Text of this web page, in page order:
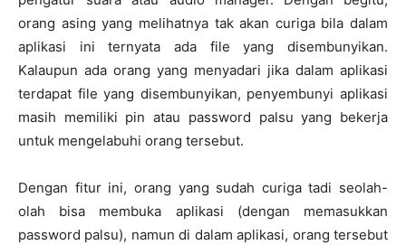
orang asing yang melihatnya tak akan curiga bila dalam
aplikasi ini ternyata ada file yang disembunyikan.
Kalaupun ada orang yang menyadari jika dalam aplikasi
terdapat file yang disembunyikan, penyembunyi aplikasi
masih memiliki pin atau password palsu yang bekerja
untuk mengelabuhi orang tersebut.
Dengan fitur ini, orang yang sudah curiga tadi seolah-
olah bisa membuka aplikasi (dengan memasukkan
password palsu), namun di dalam aplikasi, orang tersebut